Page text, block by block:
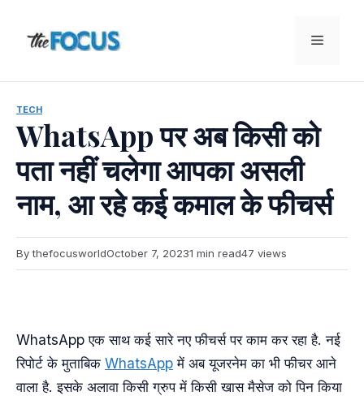
content
Menu
TECH
WhatsApp पर अब किसी को
पता नहीं चलेगा आपका असली
नाम, आ रहे कई कमाल के फीचर्स
By thefocusworldOctober 7, 20231 min read47 views
WhatsApp एक साथ कई सारे नए फीचर्स पर काम कर रहा है. नई
रिपोर्ट के मुताबिक WhatsAppमें अब यूजरनेम का भी फीचर आने
वाला है. इसके अलावा किसी ग्रुप में किसी खास मैसेज को पिन किया